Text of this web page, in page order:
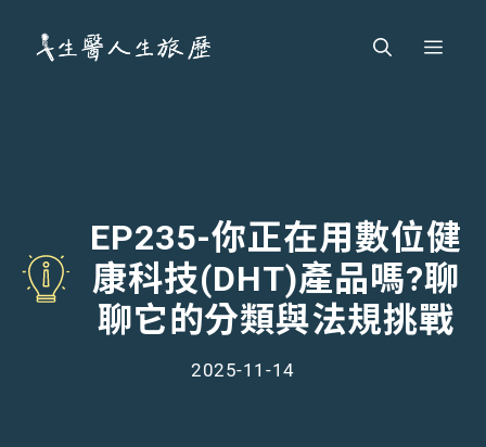
Menu
EP235-你正在用數位健
康科技(DHT)產品嗎?聊
聊它的分類與法規挑戰
2025-11-14